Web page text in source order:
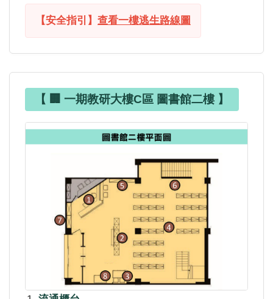
【安全指引】 查看一樓逃生路線圖
【 🏢 一期教研大樓C區 圖書館二樓 】